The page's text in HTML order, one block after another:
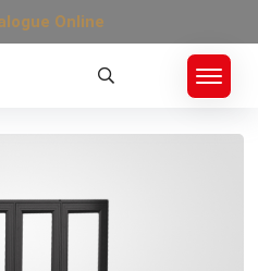
Online
MỞ QUAY, LÙA»CỬA NHÔM HỆ 55 VÁT